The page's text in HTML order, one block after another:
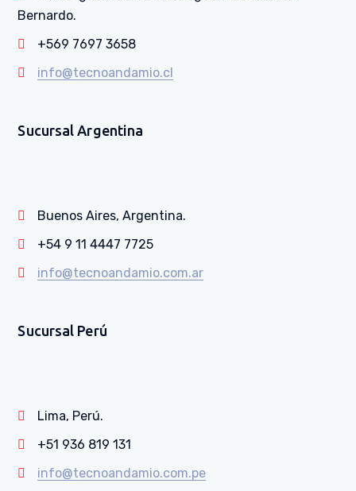
Bernardo.
+569 7697 3658
info@tecnoandamio.cl
Sucursal Argentina
Buenos Aires, Argentina.
+54 9 11 4447 7725
info@tecnoandamio.com.ar
Sucursal Perú
Lima, Perú.
+51 936 819 131
info@tecnoandamio.com.pe